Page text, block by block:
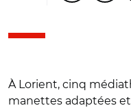
À Lorient, cinq
manettes adaptées